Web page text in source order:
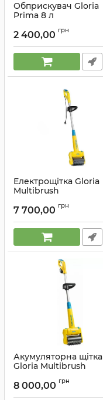
Обприскувач Gloria
Prima 8 л
2 400,00 грн
Електрощітка Gloria
Multibrush
7 700,00 грн
Акумуляторна щітка
Gloria Multibrush
8 000,00 грн